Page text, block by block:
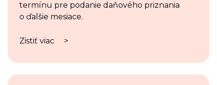
termínu pre podanie daňového priznania
o ďalšie mesiace.
Zistiť viac >